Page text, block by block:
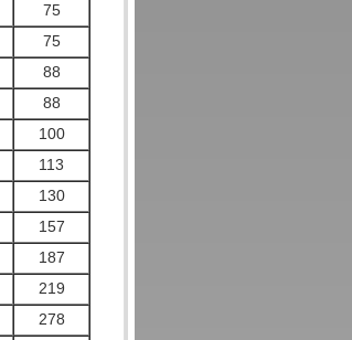
75
75
88
88
100
113
130
157
187
219
278